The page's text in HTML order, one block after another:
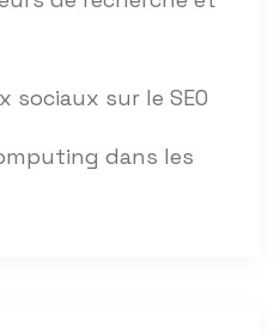
sociaux sur le SEO
dans les